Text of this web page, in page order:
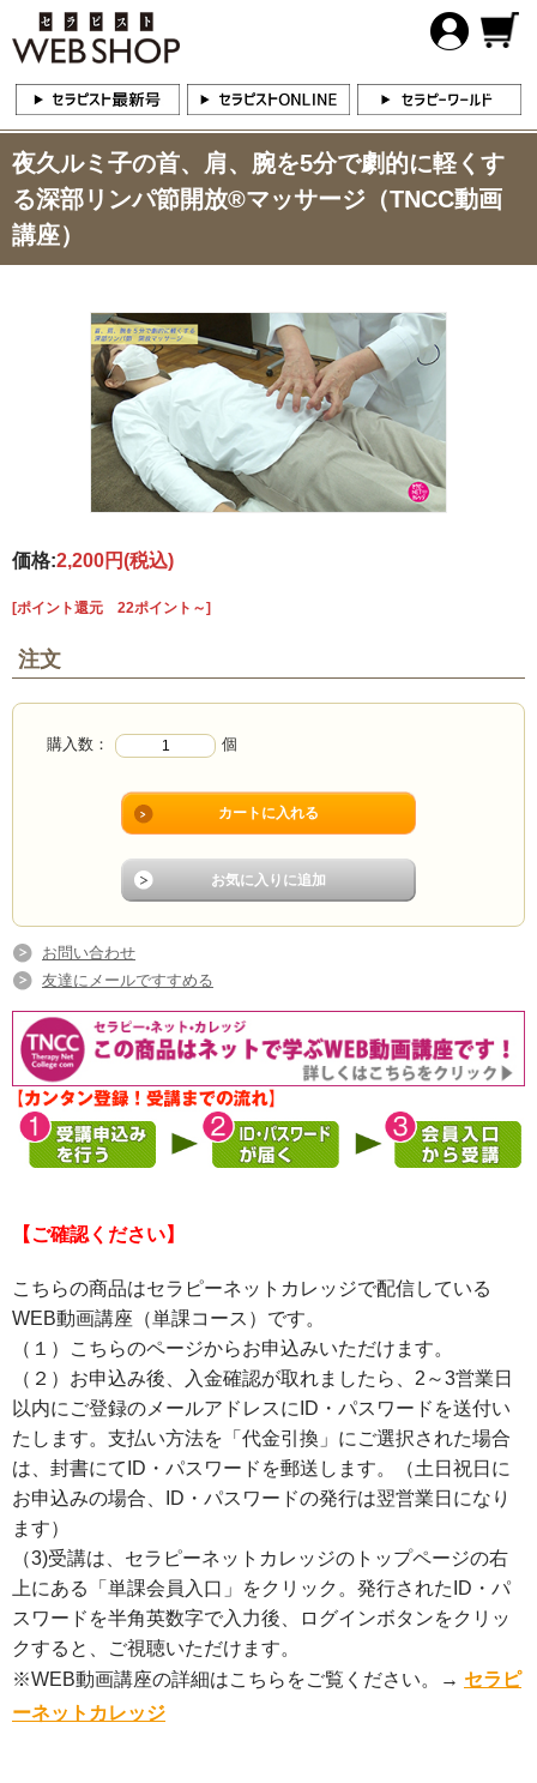
夜久ルミ子の首、肩、腕を5分で劇的に軽くす
る深部リンパ節開放®︎マッサージ（TNCC動画
講座）
価格:2,200円(税込)
[ポイント還元 22ポイント～]
注文
購入数： 個
お問い合わせ
友達にメールですすめる
【ご確認ください】
こちらの商品はセラピーネットカレッジで配信している
WEB動画講座（単課コース）です。
（１）こちらのページからお申込みいただけます。
（２）お申込み後、入金確認が取れましたら、2～3営業日
以内にご登録のメールアドレスにID・パスワードを送付い
たします。支払い方法を「代金引換」にご選択された場合
は、封書にてID・パスワードを郵送します。（土日祝日に
お申込みの場合、ID・パスワードの発行は翌営業日になり
ます）
（3)受講は、セラピーネットカレッジのトップページの右
上にある「単課会員入口」をクリック。発行されたID・パ
スワードを半角英数字で入力後、ログインボタンをクリッ
クすると、ご視聴いただけます。
※WEB動画講座の詳細はこちらをご覧ください。→ セラピ
ーネットカレッジ